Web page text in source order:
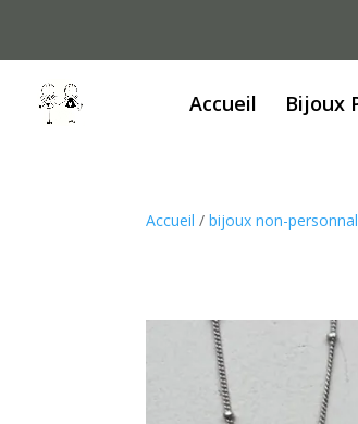
Accueil
Bijoux
Accueil /bijoux non-